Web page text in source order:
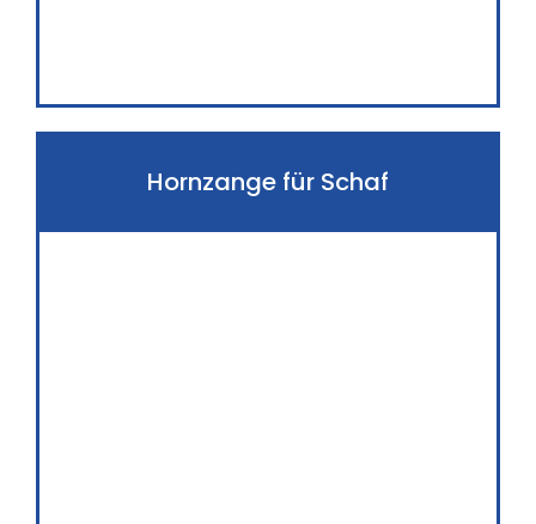
Hornzange für Schaf